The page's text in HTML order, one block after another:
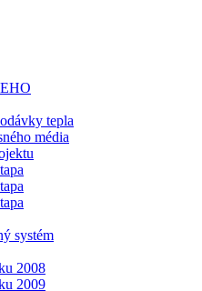
tepla
média
systém
2008
2009